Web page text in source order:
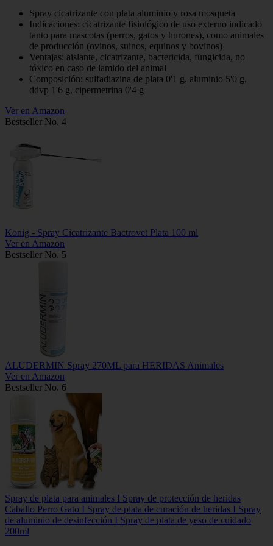
Spray cicatrizante con plata aluminio y rosa mosqueta
Indicaciones: cicatrizante fisiológico de uso externo indicado
tanto para mascotas (perros, gatos y hurones), como animales
de producción (ovinos, suinos, equinos y bovinos)
Ventajas: aislante, cicatrizante, bactericida, fungicida, no
tóxico en caso de lamido del animal
Composición: sulfadiazina de plata 0'1 g, aluminio 5'0 g,
ddvp 1'6 g, cipermetrina 0'4 g
Ver en Amazon
Bestseller No. 4
Konig - Spray Cicatrizante Bactrovet Plata 100 ml
Ver en Amazon
Bestseller No. 5
ALUDERMIN Spray 270ML para HERIDAS Animales
Ver en Amazon
Bestseller No. 6
Spray de plata para animales I Spray de protección de heridas
Caballo Perro Gato I Spray de plata de curación de heridas I Spray
de aluminio de desinfección I Spray de plata de yeso de cuidado
200ml